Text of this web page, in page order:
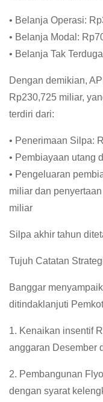
• Belanja Operasi:
• Belanja Modal:
• Belanja Tak
Dengan demikian,
Rp230,725 miliar,
terdiri dari:
• Penerimaan Silpa:
• Pembiayaan utang
• Pengeluaran
miliar dan
miliar
Silpa akhir tahun
Tujuh Catatan
Banggar
ditindaklanjuti
1. Kenaikan insentif
anggaran Desember
2. Pembangunan
dengan syarat